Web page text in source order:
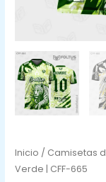
Inicio / Camisetas
Verde | CFF-665